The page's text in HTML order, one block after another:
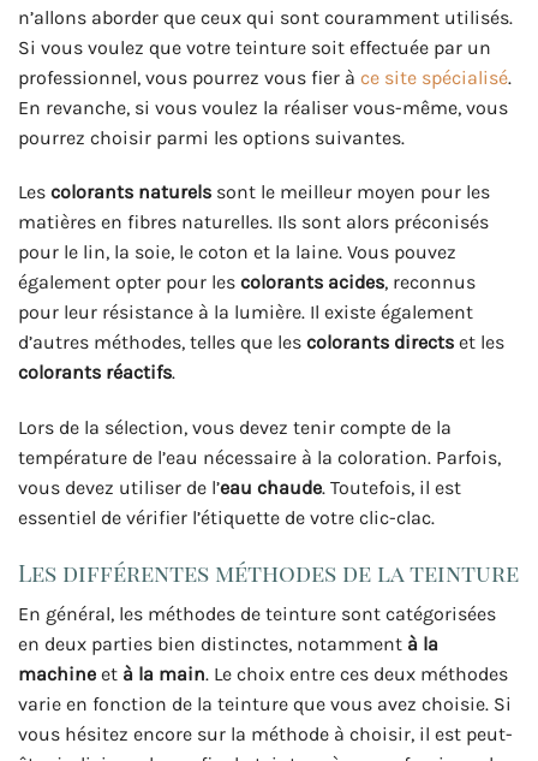
n’allons aborder que ceux qui sont couramment utilisés.
Si vous voulez que votre teinture soit effectuée par un
professionnel, vous pourrez vous fier à ce site spécialisé.
En revanche, si vous voulez la réaliser vous-même, vous
pourrez choisir parmi les options suivantes.
Les colorants naturels sont le meilleur moyen pour les
matières en fibres naturelles. Ils sont alors préconisés
pour le lin, la soie, le coton et la laine. Vous pouvez
également opter pour les colorants acides, reconnus
pour leur résistance à la lumière. Il existe également
d’autres méthodes, telles que les colorants directs et les
colorants réactifs.
Lors de la sélection, vous devez tenir compte de la
température de l’eau nécessaire à la coloration. Parfois,
vous devez utiliser de l’eau chaude. Toutefois, il est
essentiel de vérifier l’étiquette de votre clic-clac.
Les différentes méthodes de la teinture
En général, les méthodes de teinture sont catégorisées
en deux parties bien distinctes, notamment à la
machine et à la main. Le choix entre ces deux méthodes
varie en fonction de la teinture que vous avez choisie. Si
vous hésitez encore sur la méthode à choisir, il est peut-